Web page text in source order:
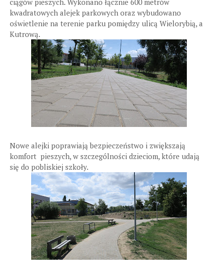
ciągów pieszych. Wykonano łącznie 600 metrów
kwadratowych alejek parkowych oraz wybudowano
oświetlenie na terenie parku pomiędzy ulicą Wielorybią, a
Kutrową.
Nowe alejki poprawiają bezpieczeństwo i zwiększają
komfort pieszych, w szczególności dzieciom, które udają
się do pobliskiej szkoły.